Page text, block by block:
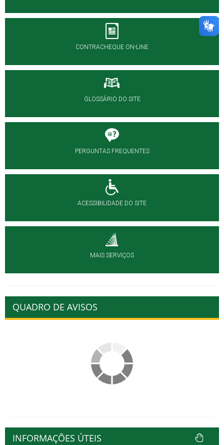
CONTRACHEQUE ON-LINE
GLOSSÁRIO DO SITE
PERGUNTAS FREQUENTES
ACESSIBILIDADE DO SITE
MAIS SERVIÇOS
QUADRO DE AVISOS
INFORMAÇÕES ÚTEIS